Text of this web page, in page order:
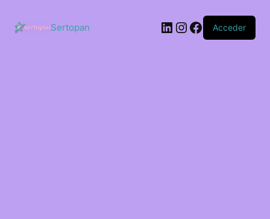
contenido
Sertopan LinkedIn
Instagram
Facebook
Acceder